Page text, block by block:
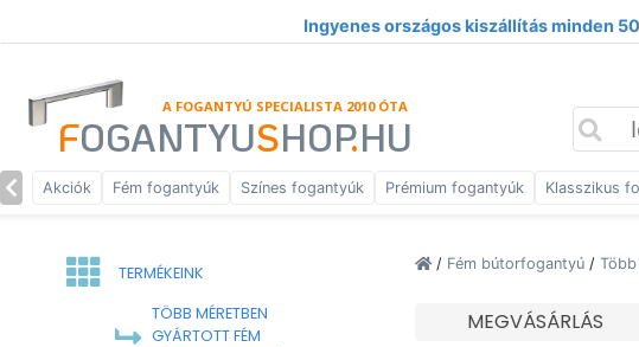
Ingyenes országos kiszállítás minden
A FOGANTYÚ SPECIALISTA 2010 ÓTA
FOGANTYUSHOP.HU
Akciók Fém fogantyúk Színes fogantyúk Prémium fogantyúk Klasszikus
TERMÉKEINK
TÖBB MÉRETBEN
GYÁRTOTT FÉM
/ Fém bútorfogantyú /
MEGVÁSÁRLÁS